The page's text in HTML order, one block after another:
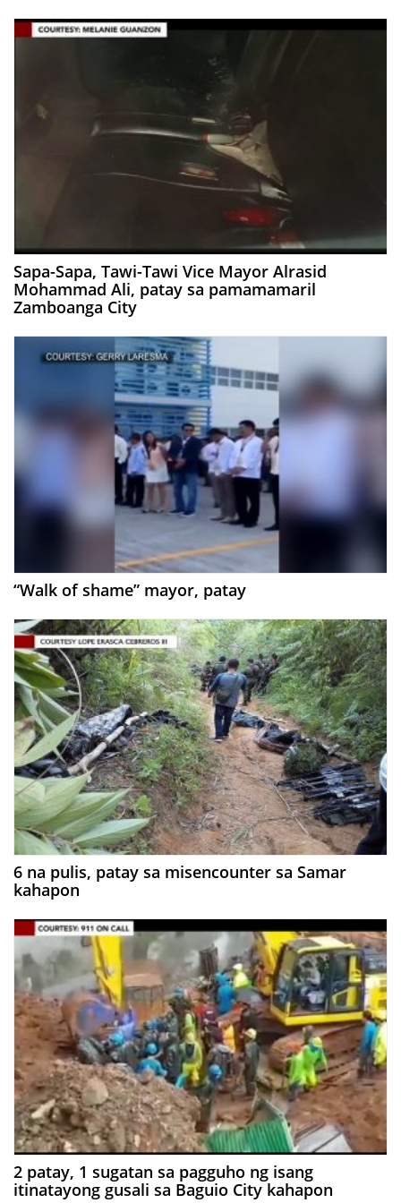
Sapa-Sapa, Tawi-Tawi Vice Mayor Alrasid
Mohammad Ali, patay sa pamamamaril
Zamboanga City
“Walk of shame” mayor, patay
6 na pulis, patay sa misencounter sa Samar
kahapon
2 patay, 1 sugatan sa pagguho ng isang
itinatayong gusali sa Baguio City kahapon